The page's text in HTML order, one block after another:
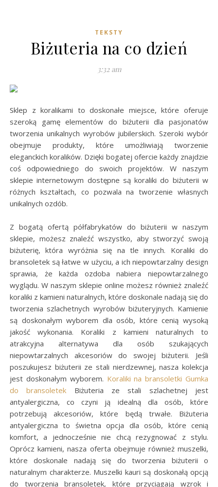
TEKSTY
Biżuteria na co dzień
3:32 am
Sklep z koralikami to doskonałe miejsce, które oferuje
szeroką gamę elementów do biżuterii dla pasjonatów
tworzenia unikalnych wyrobów jubilerskich. Szeroki wybór
obejmuje produkty, które umożliwiają tworzenie
eleganckich koralików. Dzięki bogatej ofercie każdy znajdzie
coś odpowiedniego do swoich projektów. W naszym
sklepie internetowym dostępne są koraliki do biżuterii w
różnych kształtach, co pozwala na tworzenie własnych
unikalnych ozdób.
Z bogatą ofertą półfabrykatów do biżuterii w naszym
sklepie, możesz znaleźć wszystko, aby stworzyć swoją
biżuterię, która wyróżnia się na tle innych. Koraliki do
bransoletek są łatwe w użyciu, a ich niepowtarzalny design
sprawia, że każda ozdoba nabiera niepowtarzalnego
wyglądu. W naszym sklepie online możesz również znaleźć
koraliki z kamieni naturalnych, które doskonale nadają się do
tworzenia szlachetnych wyrobów biżuteryjnych. Kamienie
są doskonałym wyborem dla osób, które cenią wysoką
jakość wykonania. Koraliki z kamieni naturalnych to
atrakcyjna alternatywa dla osób szukających
niepowtarzalnych akcesoriów do swojej biżuterii. Jeśli
poszukujesz biżuterii ze stali nierdzewnej, nasza kolekcja
jest doskonałym wyborem. Koraliki na bransoletki Gumka
do bransoletek Biżuteria ze stali szlachetnej jest
antyalergiczna, co czyni ją idealną dla osób, które
potrzebują akcesoriów, które będą trwałe. Biżuteria
antyalergiczna to świetna opcja dla osób, które cenią
komfort, a jednocześnie nie chcą rezygnować z stylu.
Oprócz kamieni, nasza oferta obejmuje również muszelki,
które doskonale nadają się do tworzenia biżuterii o
naturalnym charakterze. Muszelki kauri są doskonałą opcją
do tworzenia bransoletek, które przyciągają wzrok i